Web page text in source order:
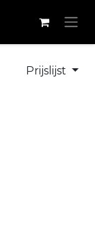
Prijslijst